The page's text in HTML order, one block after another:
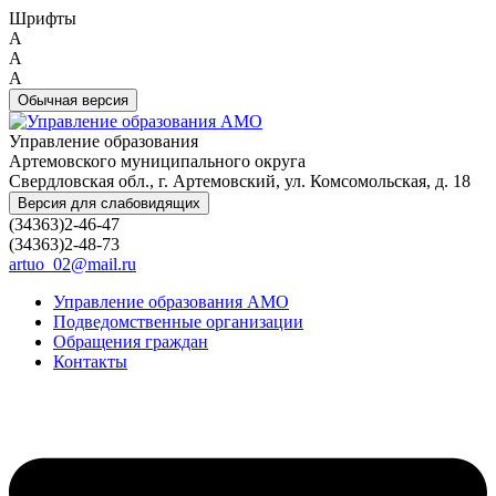
Шрифты
A
A
A
Обычная версия
Управление образования
Артемовского муниципального округа
Свердловская обл., г. Артемовский, ул. Комсомольская, д. 18
Версия для слабовидящих
(34363)2-46-47
(34363)2-48-73
artuo_02@mail.ru
Управление образования АМО
Подведомственные организации
Обращения граждан
Контакты